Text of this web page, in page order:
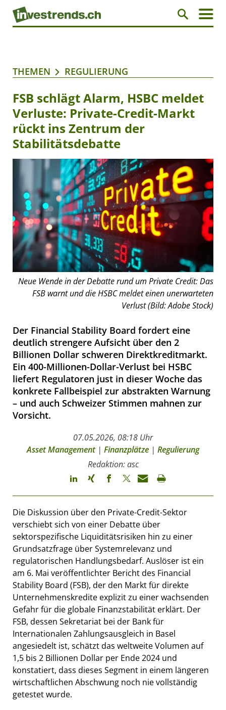
THEMEN REGULIERUNG
FSB schlägt Alarm, HSBC meldet
Verluste: Private-Credit-Markt
rückt ins Zentrum der
Stabilitätsdebatte
Neue Wende in der Debatte rund um Private Credit: Das
FSB warnt und die HSBC meldet einen unerwarteten
Verlust (Bild: Adobe Stock)
Der Financial Stability Board fordert eine
deutlich strengere Aufsicht über den 2
Billionen Dollar schweren Direktkreditmarkt.
Ein 400-Millionen-Dollar-Verlust bei HSBC
liefert Regulatoren just in dieser Woche das
konkrete Fallbeispiel zur abstrakten Warnung
– und auch Schweizer Stimmen mahnen zur
Vorsicht.
07.05.2026, 08:18 Uhr
Asset Management| Finanzplätze | Regulierung
Redaktion: asc
Die Diskussion über den Private-Credit-Sektor
verschiebt sich von einer Debatte über
sektorspezifische Liquiditätsrisiken hin zu einer
Grundsatzfrage über Systemrelevanz und
regulatorischen Handlungsbedarf. Auslöser ist ein
am 6. Mai veröffentlichter Bericht des Financial
Stability Board (FSB), der den Markt für direkte
Unternehmenskredite explizit zu einer wachsenden
Gefahr für die globale Finanzstabilität erklärt. Der
FSB, dessen Sekretariat bei der Bank für
Internationalen Zahlungsausgleich in Basel
angesiedelt ist, schätzt das weltweite Volumen auf
1,5 bis 2 Billionen Dollar per Ende 2024 und
konstatiert, dass dieses Segment in einem längeren
wirtschaftlichen Abschwung noch nie vollständig
getestet wurde.